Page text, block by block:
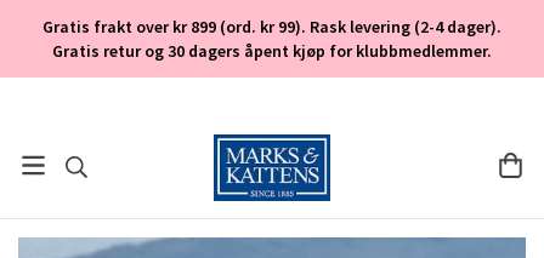
Gratis frakt over kr 899 (ord. kr 99). Rask levering (2-4 dager).
Gratis retur og 30 dagers åpent kjøp for klubbmedlemmer.